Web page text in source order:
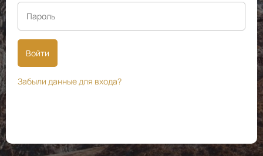
Войти
Забыли данные для входа?